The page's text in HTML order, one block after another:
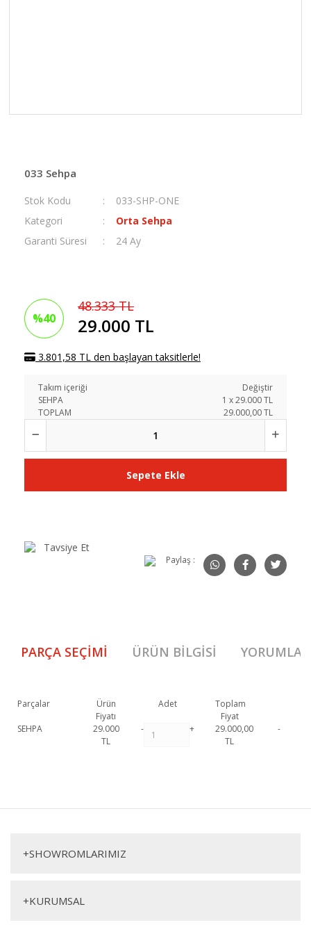
033 Sehpa
Stok Kodu
033-SHP-ONE
Kategori
Orta Sehpa
Garanti Süresi
24 Ay
%40
48.333 TL
29.000 TL
3.801,58 TL den başlayan taksitlerle!
Takım içeriği
Değiştir
SEHPA
1 x29.000TL
TOPLAM
29.000,00 TL
Sepete Ekle
Tavsiye Et
Paylaş :
PARÇA SEÇIMI ÜRÜN BILGISI YORUMLAR
Parçalar
Ürün
Fiyatı
Adet
Toplam
Fiyat
SEHPA
29.000
TL
- +
29.000,00
TL
-
033 Sehpa
+SHOWROMLARIMIZ
+KURUMSAL